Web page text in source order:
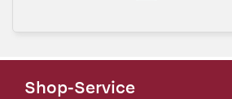
Shop-Service